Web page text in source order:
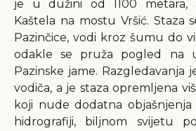
je u dužini od 1100 metara,
Kaštela na mostu Vršić. Staza
Pazinčice, vodi kroz šumu do
odakle se pruža pogled na
Pazinske jame. Razgledavanja
vodiča, a je staza opremljena
koji nude dodatna
hidrografiji, biljnom svijetu